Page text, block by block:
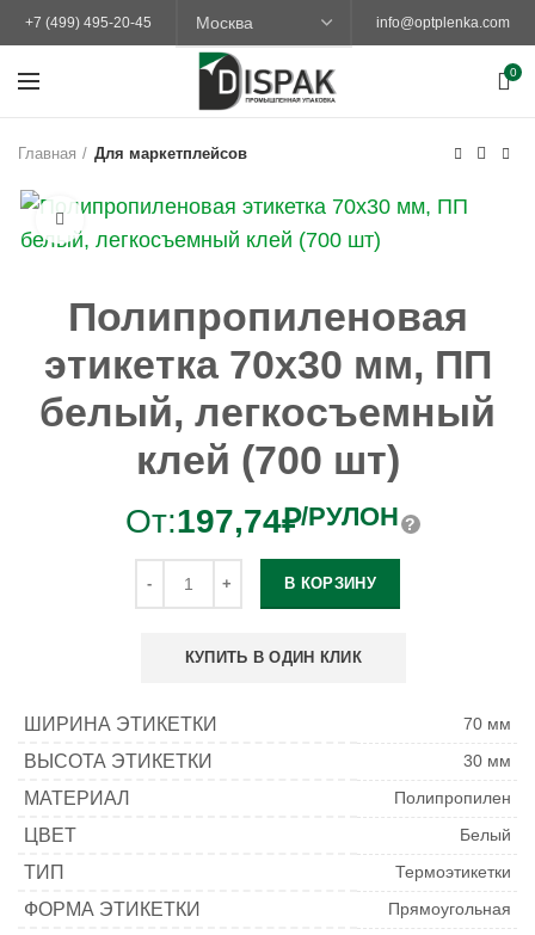
+7 (499) 495-20-45 info@optplenka.com
0
Главная Для маркетплейсов
Увеличить
Полипропиленовая
этикетка 70х30 мм, ПП
белый, легкосъемный
клей (700 шт)
От:197,74₽/РУЛОН
В КОРЗИНУ
КУПИТЬ В ОДИН КЛИК
ШИРИНА ЭТИКЕТКИ 70 мм
ВЫСОТА ЭТИКЕТКИ 30 мм
МАТЕРИАЛ Полипропилен
ЦВЕТ Белый
ТИП Термоэтикетки
ФОРМА ЭТИКЕТКИ Прямоугольная